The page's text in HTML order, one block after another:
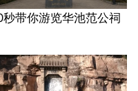
秒带你游览华池范公祠